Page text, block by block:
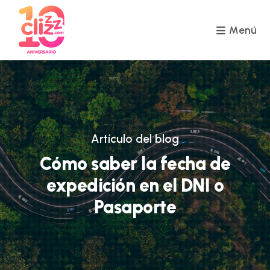
contenido
Menú
Artículo del blog
Cómo saber la fecha de
expedición en el DNI o
Pasaporte